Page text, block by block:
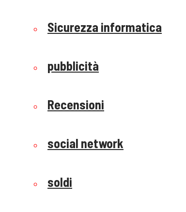
Sicurezza informatica
pubblicità
Recensioni
social network
soldi